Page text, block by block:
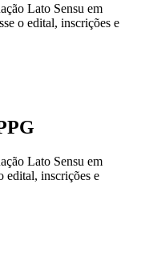
Lato Sensu em
o edital, inscrições e
Lato Sensu em
edital, inscrições e